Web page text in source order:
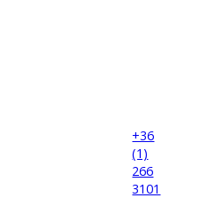
+36
(1)
266
3101